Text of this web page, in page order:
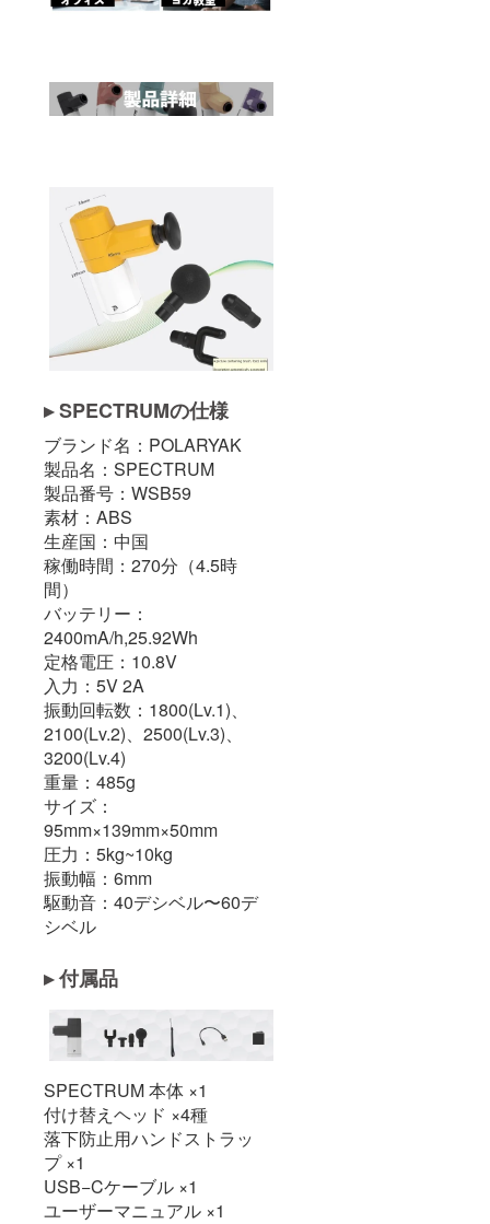
▸ SPECTRUMの仕様
ブランド名：POLARYAK
製品名：SPECTRUM
製品番号：WSB59
素材：ABS
生産国：中国
稼働時間：270分（4.5時
間）
バッテリー：
2400mA/h,25.92Wh
定格電圧：10.8V
入力：5V 2A
振動回転数：1800(Lv.1)、
2100(Lv.2)、2500(Lv.3)、
3200(Lv.4)
重量：485g
サイズ：
95mm×139mm×50mm
圧力：5kg~10kg
振動幅：6mm
駆動音：40デシベル〜60デ
シベル
▸ 付属品
SPECTRUM 本体 ×1
付け替えヘッド ×4種
落下防止用ハンドストラッ
プ ×1
USB−Cケーブル ×1
ユーザーマニュアル ×1